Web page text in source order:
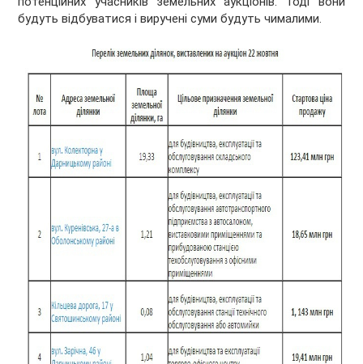
будуть відбуватися і виручені суми будуть чималими.